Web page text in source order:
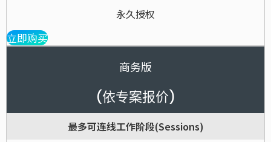
永久授权
立即购买
商务版
(依专案报价)
最多可连线工作阶段(Sessions)